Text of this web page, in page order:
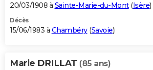
20/03/1908 à Sainte-Marie-du-Mont(Isère)
Décès
15/06/1983 à Chambéry(Savoie)
Marie DRILLAT (85 ans)